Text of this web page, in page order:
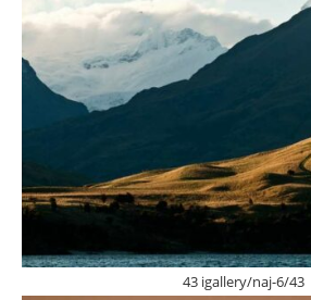
43 igallery/naj-6/43